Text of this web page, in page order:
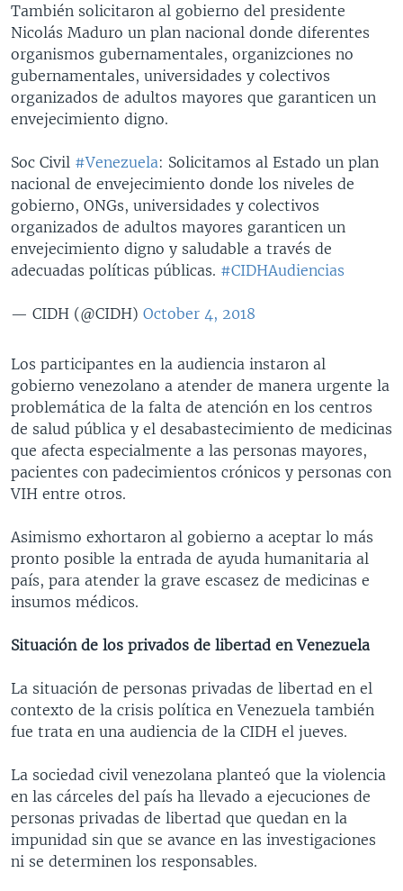
También solicitaron al gobierno del presidente
Nicolás Maduro un plan nacional donde diferentes
organismos gubernamentales, organizciones no
gubernamentales, universidades y colectivos
organizados de adultos mayores que garanticen un
envejecimiento digno.
Soc Civil #Venezuela: Solicitamos al Estado un plan
nacional de envejecimiento donde los niveles de
gobierno, ONGs, universidades y colectivos
organizados de adultos mayores garanticen un
envejecimiento digno y saludable a través de
adecuadas políticas públicas. #CIDHAudiencias
— CIDH (@CIDH) October 4, 2018
Los participantes en la audiencia instaron al
gobierno venezolano a atender de manera urgente la
problemática de la falta de atención en los centros
de salud pública y el desabastecimiento de medicinas
que afecta especialmente a las personas mayores,
pacientes con padecimientos crónicos y personas con
VIH entre otros.
Asimismo exhortaron al gobierno a aceptar lo más
pronto posible la entrada de ayuda humanitaria al
país, para atender la grave escasez de medicinas e
insumos médicos.
Situación de los privados de libertad en Venezuela
La situación de personas privadas de libertad en el
contexto de la crisis política en Venezuela también
fue trata en una audiencia de la CIDH el jueves.
La sociedad civil venezolana planteó que la violencia
en las cárceles del país ha llevado a ejecuciones de
personas privadas de libertad que quedan en la
impunidad sin que se avance en las investigaciones
ni se determinen los responsables.